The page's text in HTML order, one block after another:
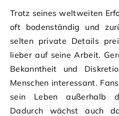
Trotz seines weltweiten
oft bodenständig und
selten private Details
lieber auf seine Arbeit.
Bekanntheit und
Menschen interessant.
sein Leben außerhalb
Dadurch wächst auch